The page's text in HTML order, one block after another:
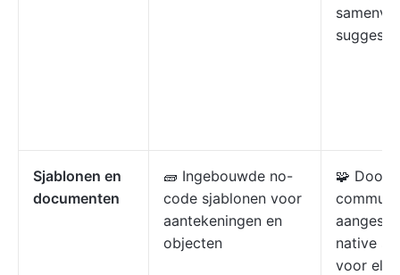
Sjablonen en
documenten
🧱 Ingebouwde no-
code sjablonen voor
aantekeningen en
objecten
🧩 Door
native
voor elke